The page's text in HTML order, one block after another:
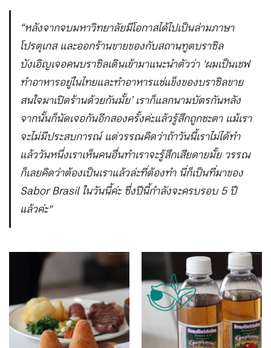
“หลังจากจบมหาวิทยาลัยมีโอกาสได้ไปเป็นล่ามภาษา
โปรตุเกส และออกร้านขายของกับสถานทูตบราซิล
บังเอิญเจอคนบราซิลเดินเข้ามาแนะนำตัวว่า ‘ผมเป็นเชฟ
ทำอาหารอยู่ในไทยและทำอาหารแช่แข็งของบราซิลขาย
สนใจมาเปิดร้านด้วยกันมั้ย’ เราก็แลกนามบัตรกันหลัง
จากนั้นก็นัดเจอกันอีกสองครั้งค่ะแล้วรู้สึกถูกชะตา แม้เรา
จะไม่มีประสบการณ์ แต่วรรณคิดว่าถ้าวันนี้เราไม่ได้ทำ
แล้ววันหนึ่งเราเห็นคนอื่นทำเราจะรู้สึกเสียดายมั้ย วรรณ
ก็เลยคิดว่าต้องเป็นเราแล้วล่ะที่ต้องทำ นี่ก็เป็นที่มาของ
Sabor Brasil ในวันนี้ค่ะ ซึ่งปีนี้กำลังจะครบรอบ 5 ปี
แล้วค่ะ”